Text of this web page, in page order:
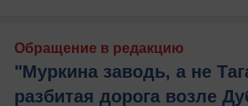
Обращение в редакцию
"Муркина заводь, а не
разбитая дорога возле